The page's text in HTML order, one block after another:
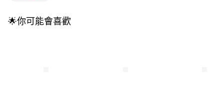
買賣價金債權讓與本公司後，依約使用本公司帳單繳交帳款。
每筆NT$100，滿NT$899(含以上)免運費
🌟你可能會喜歡